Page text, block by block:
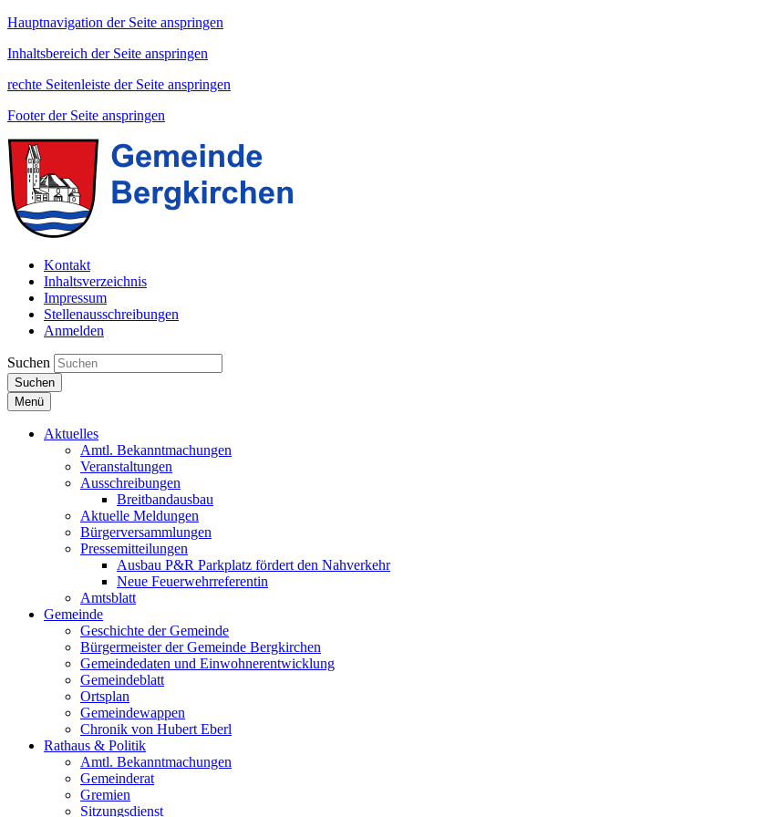
Hauptnavigation der Seite anspringen
Inhaltsbereich der Seite anspringen
rechte Seitenleiste der Seite anspringen
Footer der Seite anspringen
Kontakt
Inhaltsverzeichnis
Impressum
Stellenausschreibungen
Anmelden
Suchen
Suchen
Menü
Aktuelles
Amtl. Bekanntmachungen
Veranstaltungen
Ausschreibungen
Breitbandausbau
Aktuelle Meldungen
Bürgerversammlungen
Pressemitteilungen
Ausbau P&R Parkplatz fördert den Nahverkehr
Neue Feuerwehrreferentin
Amtsblatt
Gemeinde
Geschichte der Gemeinde
Bürgermeister der Gemeinde Bergkirchen
Gemeindedaten und Einwohnerentwicklung
Gemeindeblatt
Ortsplan
Gemeindewappen
Chronik von Hubert Eberl
Rathaus & Politik
Amtl. Bekanntmachungen
Gemeinderat
Gremien
Sitzungsdienst